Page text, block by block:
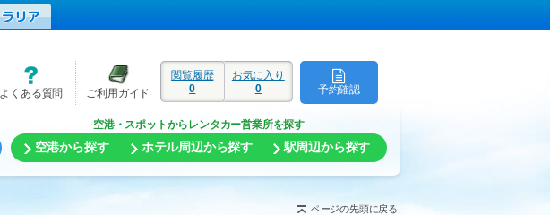
予約確認
閲覧履歴
0
お気に入り
0
よくある質問 ご利用ガイド
空港・スポットからレンタカー営業所を探す
空港から探す ホテル周辺から探す 駅周辺から探す
ページの先頭に戻る